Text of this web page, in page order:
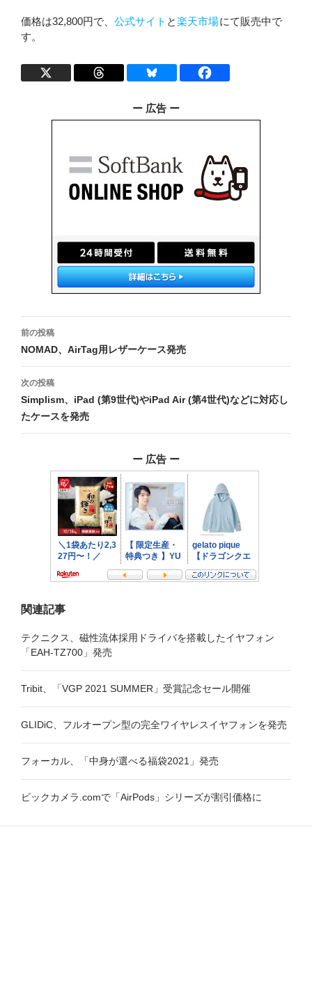
価格は32,800円で、 公式サイト と楽天市場にて販売中で
す。
ー 広告 ー
投
稿
ナ
ビ
ゲ
前の投稿
NOMAD、AirTag用レザーケース発売
次の投稿
Simplism、iPad (第9世代)やiPad Air (第4世代)などに対応し
たケースを発売
ー 広告 ー
関連記事
テクニクス、磁性流体採用ドライバを搭載したイヤフォン
「EAH-TZ700」発売
Tribit、「VGP 2021 SUMMER」受賞記念セール開催
GLIDiC、フルオープン型の完全ワイヤレスイヤフォンを発売
フォーカル、「中身が選べる福袋2021」発売
ビックカメラ.comで「AirPods」シリーズが割引価格に